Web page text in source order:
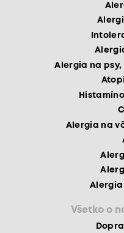
Alergia na
Alergia na
Všetko o